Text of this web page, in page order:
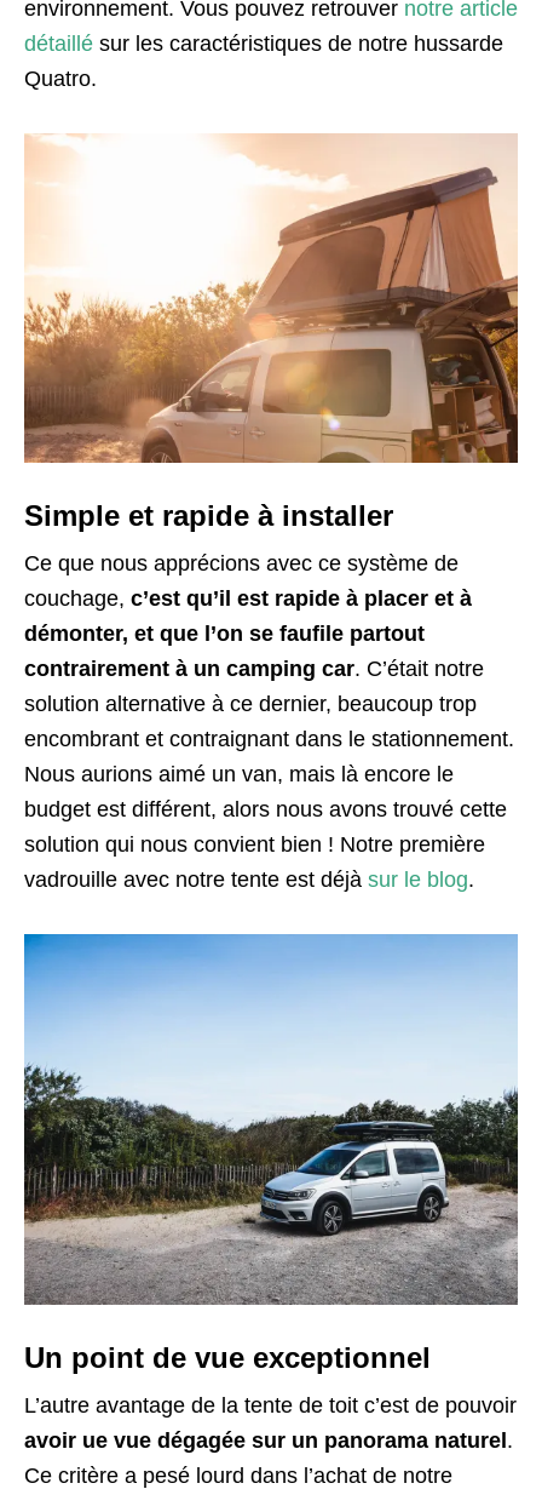
environnement. Vous pouvez retrouver notre article
détaillé sur les caractéristiques de notre hussarde
Quatro.
Simple et rapide à installer
Ce que nous apprécions avec ce système de
couchage, c’est qu’il est rapide à placer et à
démonter, et que l’on se faufile partout
contrairement à un camping car. C’était notre
solution alternative à ce dernier, beaucoup trop
encombrant et contraignant dans le stationnement.
Nous aurions aimé un van, mais là encore le
budget est différent, alors nous avons trouvé cette
solution qui nous convient bien ! Notre première
vadrouille avec notre tente est déjà sur le blog.
Un point de vue exceptionnel
L’autre avantage de la tente de toit c’est de pouvoir
avoir ue vue dégagée sur un panorama naturel.
Ce critère a pesé lourd dans l’achat de notre